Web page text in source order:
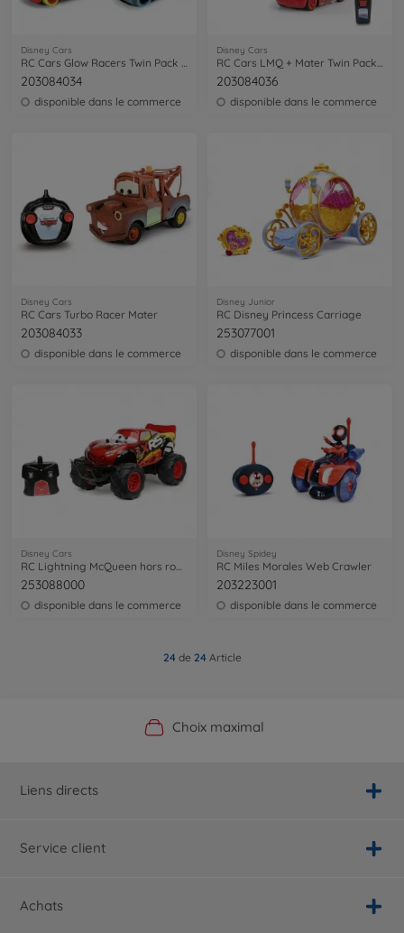
Disney Cars
203084034
disponible dans le commerce
Disney Cars
203084036
disponible dans le commerce
Disney Cars
RC Cars Turbo Racer Mater
203084033
disponible dans le commerce
Disney Junior
RC Disney Princess Carriage
253077001
disponible dans le commerce
Disney Cars
RC Lightning McQueen hors route 1:14
253088000
disponible dans le commerce
Disney Spidey
RC Miles Morales Web Crawler
203223001
disponible dans le commerce
24de 24Article
Boutique officielle du fabricant
Choix maximal
Service personnalisé
Livraison rapide
Liens directs
Service client
Achats